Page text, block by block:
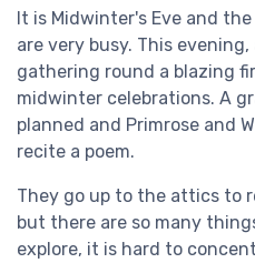
It is Midwinter's Eve and
are very busy. This
gathering round a blazing
midwinter celebrations. A
planned and Primrose and
recite a poem.
They go up to the attics to
but there are so many
explore, it is hard to